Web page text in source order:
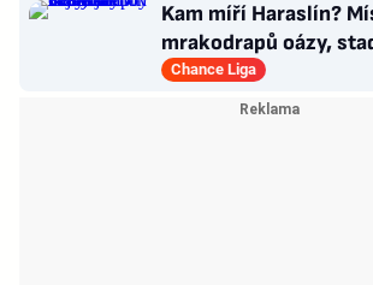
Kam míří Haraslín?
mrakodrapů oázy,
v Plzni. Byl by největší
Chance Liga